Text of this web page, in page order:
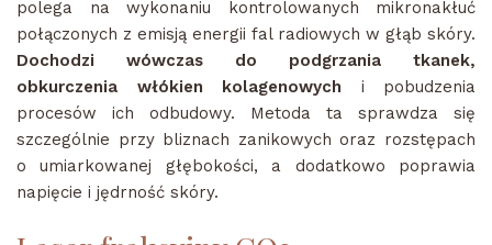
polega na wykonaniu kontrolowanych mikronakłuć
połączonych z emisją energii fal radiowych w głąb skóry.
Dochodzi wówczas do podgrzania tkanek,
obkurczenia włókien kolagenowych i pobudzenia
procesów ich odbudowy. Metoda ta sprawdza się
szczególnie przy bliznach zanikowych oraz rozstępach
o umiarkowanej głębokości, a dodatkowo poprawia
napięcie i jędrność skóry.